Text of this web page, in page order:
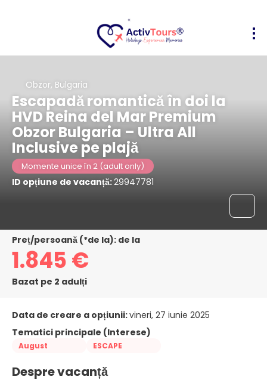
Obzor, Bulgaria
Escapadă romantică în doi la
HVD Reina del Mar Premium
Obzor Bulgaria – Ultra All
Inclusive pe plajă
Momente unice în 2 (adult only)
ID opțiune de vacanță:29947781
Preț/persoană (*de la): de la
1.845 €
Bazat pe 2 adulți
Data de creare a opțiunii:vineri, 27 iunie 2025
Tematici principale (Interese)
August ESCAPE
Despre vacanță